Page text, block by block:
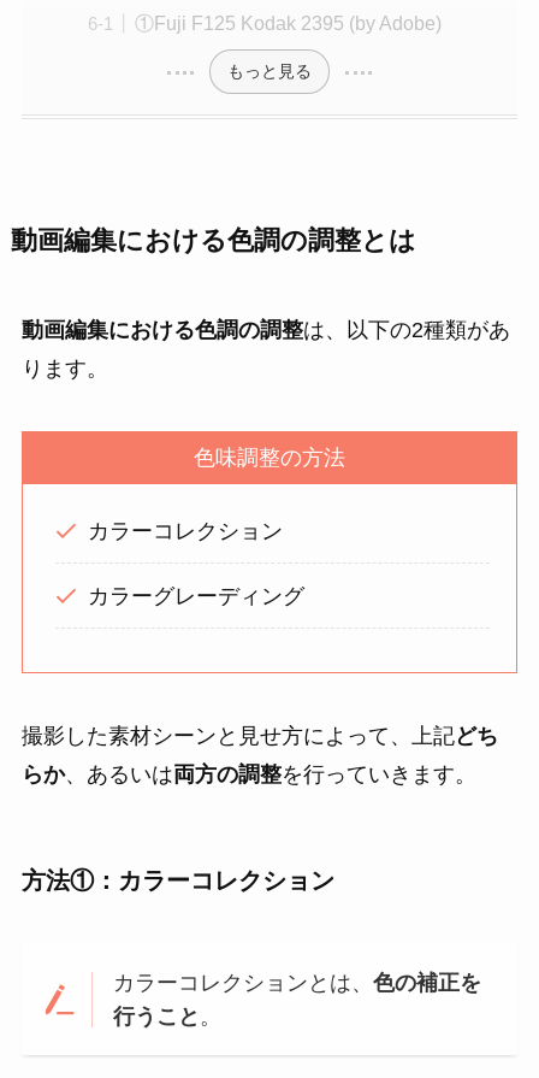
①Fuji F125 Kodak 2395 (by Adobe)
もっと見る
動画編集における色調の調整とは
動画編集における色調の調整は、 以下の2種類があ
ります。
色味調整の方法
カラーコレクション
カラーグレーディング
撮影した素材シーンと見せ方によって、上記どち
らか、あるいは両方の調整を行っていきます。
方法①：カラーコレクション
カラーコレクションとは、色の補正を
行うこと 。